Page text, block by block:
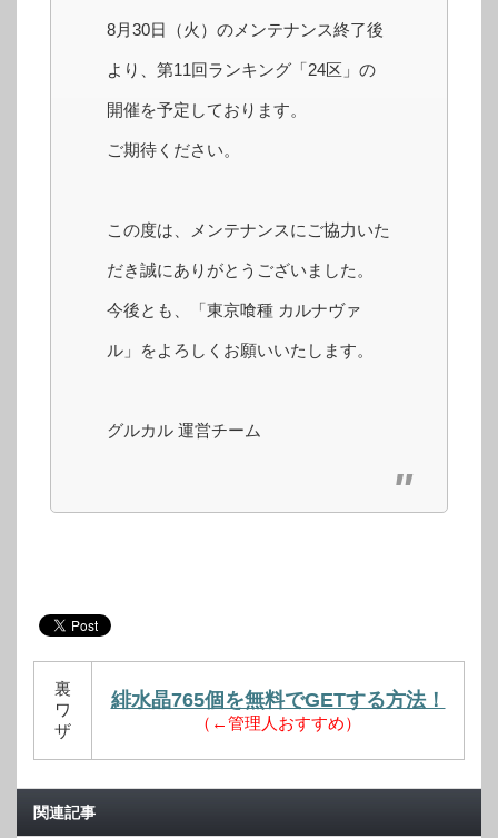
8月30日（火）のメンテナンス終了後
より、第11回ランキング「24区」の
開催を予定しております。
ご期待ください。
この度は、メンテナンスにご協力いた
だき誠にありがとうございました。
今後とも、「東京喰種 カルナヴァ
ル」をよろしくお願いいたします。
グルカル 運営チーム
裏
ワ
ザ
緋水晶765個を無料でGETする方法！
（←管理人おすすめ）
関連記事